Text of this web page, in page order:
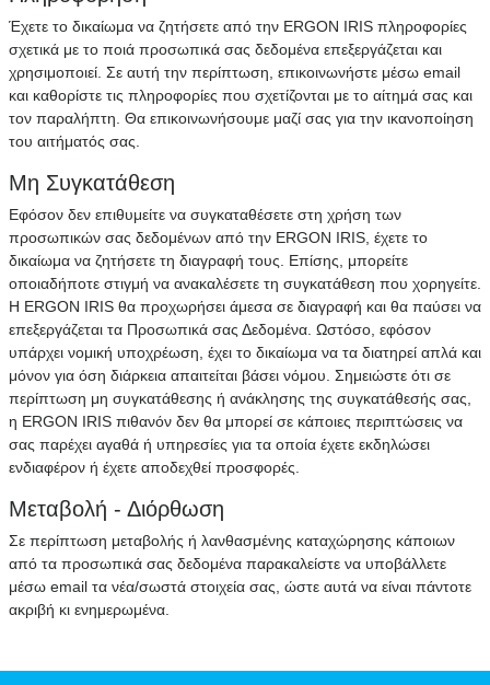
Έχετε το δικαίωμα να ζητήσετε από την ERGON IRIS πληροφορίες
σχετικά με το ποιά προσωπικά σας δεδομένα επεξεργάζεται και
χρησιμοποιεί. Σε αυτή την περίπτωση, επικοινωνήστε μέσω email
και καθορίστε τις πληροφορίες που σχετίζονται με το αίτημά σας και
τον παραλήπτη. Θα επικοινωνήσουμε μαζί σας για την ικανοποίηση
του αιτήματός σας.
Μη Συγκατάθεση
Εφόσον δεν επιθυμείτε να συγκαταθέσετε στη χρήση των
προσωπικών σας δεδομένων από την ERGON IRIS, έχετε το
δικαίωμα να ζητήσετε τη διαγραφή τους. Επίσης, μπορείτε
οποιαδήποτε στιγμή να ανακαλέσετε τη συγκατάθεση που χορηγείτε.
Η ERGON IRIS θα προχωρήσει άμεσα σε διαγραφή και θα παύσει να
επεξεργάζεται τα Προσωπικά σας Δεδομένα. Ωστόσο, εφόσον
υπάρχει νομική υποχρέωση, έχει το δικαίωμα να τα διατηρεί απλά και
μόνον για όση διάρκεια απαιτείται βάσει νόμου. Σημειώστε ότι σε
περίπτωση μη συγκατάθεσης ή ανάκλησης της συγκατάθεσής σας,
η ERGON IRIS πιθανόν δεν θα μπορεί σε κάποιες περιπτώσεις να
σας παρέχει αγαθά ή υπηρεσίες για τα οποία έχετε εκδηλώσει
ενδιαφέρον ή έχετε αποδεχθεί προσφορές.
Μεταβολή - Διόρθωση
Σε περίπτωση μεταβολής ή λανθασμένης καταχώρησης κάποιων
από τα προσωπικά σας δεδομένα παρακαλείστε να υποβάλλετε
μέσω email τα νέα/σωστά στοιχεία σας, ώστε αυτά να είναι πάντοτε
ακριβή κι ενημερωμένα.